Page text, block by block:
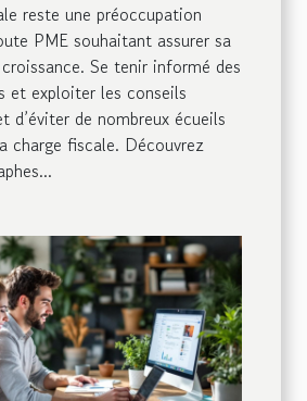
reste une préoccupation
PME souhaitant assurer sa
Se tenir informé des
et exploiter les conseils
d’éviter de nombreux écueils
charge fiscale. Découvrez